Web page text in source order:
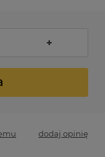
+
dodaj opinię